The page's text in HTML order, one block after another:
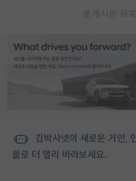
게시판 목
김박사넷의 새로운 거인,
물로 더 멀리 바라보세요.